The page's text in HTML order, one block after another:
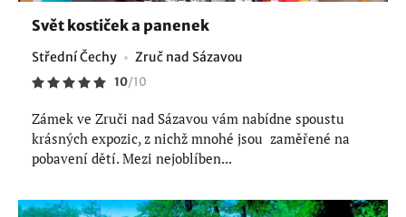
Svět kostiček a panenek
Střední Čechy Zruč nad Sázavou
10/10
Zámek ve Zruči nad Sázavou vám nabídne spoustu
krásných expozic, z nichž mnohé jsou zaměřené na
pobavení dětí. Mezi nejoblíben...